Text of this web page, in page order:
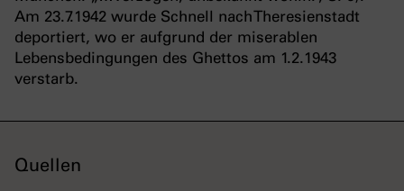
Am 23.7.1942 wurde Schnell nach Theresienstadt
deportiert, wo er aufgrund der miserablen
Lebensbedingungen des Ghettos am 1.2.1943
verstarb.
Quellen